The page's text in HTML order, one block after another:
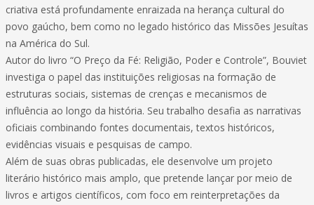
criativa está profundamente enraizada na herança cultural do
povo gaúcho, bem como no legado histórico das Missões Jesuítas
na América do Sul.
Autor do livro “O Preço da Fé: Religião, Poder e Controle”, Bouviet
investiga o papel das instituições religiosas na formação de
estruturas sociais, sistemas de crenças e mecanismos de
influência ao longo da história. Seu trabalho desafia as narrativas
oficiais combinando fontes documentais, textos históricos,
evidências visuais e pesquisas de campo.
Além de suas obras publicadas, ele desenvolve um projeto
literário histórico mais amplo, que pretende lançar por meio de
livros e artigos científicos, com foco em reinterpretações da